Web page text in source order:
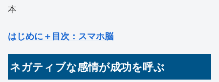
本
はじめに＋目次 ：スマホ脳
ネガティブな感情が成功を呼ぶ